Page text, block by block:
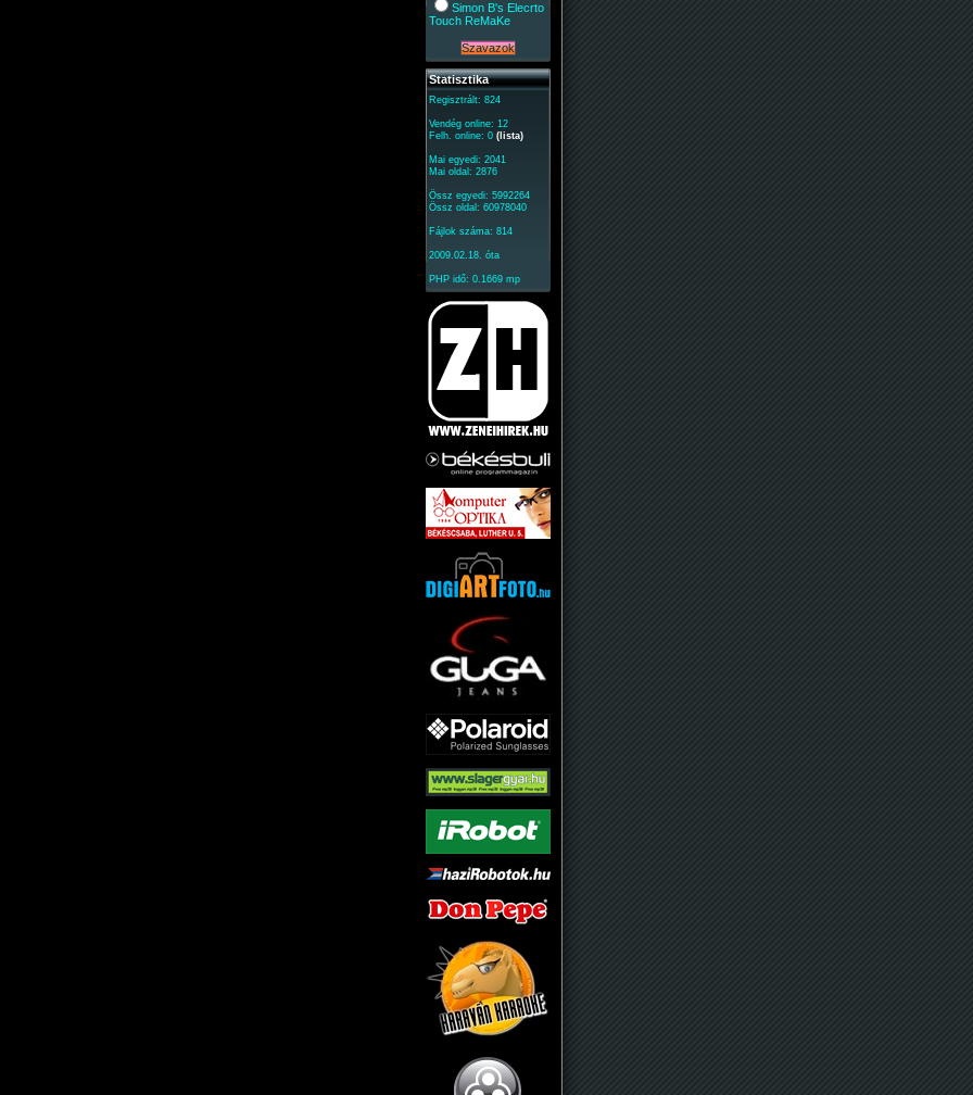
Simon B's Elecrto
Touch ReMaKe
Statisztika
Regisztrált: 824
Vendég online: 12
Felh. online: 0 (lista)
Mai egyedi: 2041
Mai oldal: 2876
Össz egyedi: 5992264
Össz oldal: 60978040
Fájlok száma: 814
2009.02.18. óta
PHP idő: 0.1669 mp